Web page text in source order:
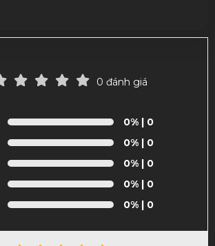
0 đánh giá
0%| 0
0%| 0
0%| 0
0%| 0
0%| 0